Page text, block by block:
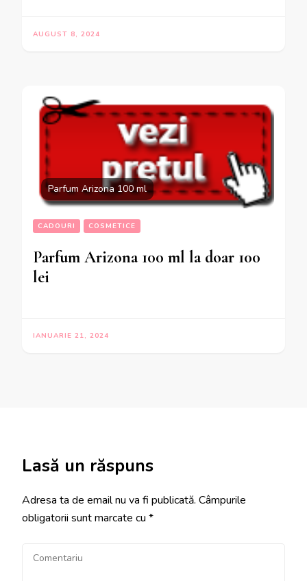
AUGUST 8, 2024
Parfum Arizona 100 ml
CADOURI COSMETICE
Parfum Arizona 100 ml la doar 100
lei
IANUARIE 21, 2024
Lasă un răspuns
Adresa ta de email nu va fi publicată. Câmpurile
obligatorii sunt marcate cu *